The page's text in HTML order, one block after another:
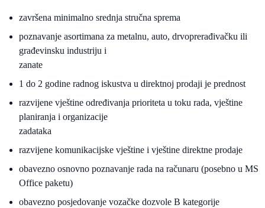
završena minimalno srednja stručna sprema
poznavanje asortimana za metalnu, auto, drvoprerađivačku ili
građevinsku industriju i
zanate
1 do 2 godine radnog iskustva u direktnoj prodaji je prednost
razvijene vještine određivanja prioriteta u toku rada, vještine
planiranja i organizacije
zadataka
razvijene komunikacijske vještine i vještine direktne prodaje
obavezno osnovno poznavanje rada na računaru (posebno u MS
Office paketu)
obavezno posjedovanje vozačke dozvole B kategorije